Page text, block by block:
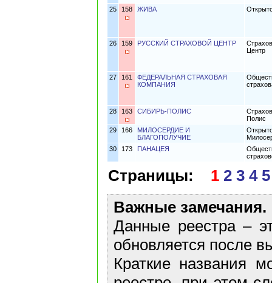
25 158 ЖИВА
26 159 РУССКИЙ СТРАХОВОЙ ЦЕНТР
Центр
27 161
ФЕДЕРАЛЬНАЯ СТРАХОВАЯ
КОМПАНИЯ
28 163 СИБИРЬ-ПОЛИС
Полис
29
166
МИЛОСЕРДИЕ И
БЛАГОПОЛУЧИЕ
30
173 ПАНАЦЕЯ
Страницы: 1 2 3 4 5
Важные замечания.
Данные реестра –
обновляется после
Краткие названия